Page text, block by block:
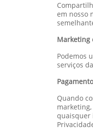
em nosso
Marketing
Podemos
serviços
Quando
quaisquer